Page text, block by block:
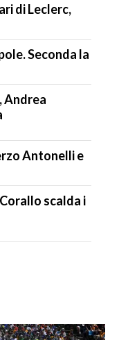
di Leclerc,
Seconda la
Andrea
Antonelli e
scalda i